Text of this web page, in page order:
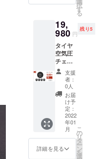
取扱説
明書ｘ1
※お届け
時期
は、生
産、配
送状況
により
遅れる
可能性
もござ
いま
す。 ※
税込
み、送
料込の
価格と
ｘ1 ・
セン
サーｘ4
・ボタ
ン電池
ｘ4 ・
防犯
ナット
ｘ4 ・
レンチ
ｘ1 ・
スト
ラップ
ｘ1 ・
充電
ケーブ
ルｘ1
・マグ
択
す
る
19,
980 円
残り5
タイヤ
空気圧
チェッ
カー
「MLD-
R09」2
セット
のお届
けで
す。
【2セッ
トの内
容】 ・
ディス
プレイ
支援
者：
0人
お届
け予
定：
2022
年01
月
詳細を見る
こ
の
リ
タ
ー
ン
を
選